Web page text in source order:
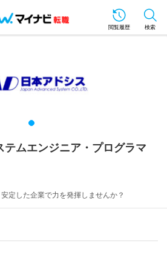
閲覧履歴 検索
ムエンジニア・プログラマ
定した企業で力を発揮しませんか？